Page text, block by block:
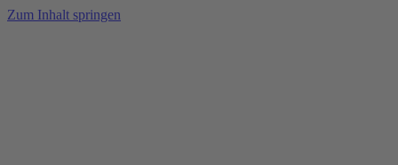
Zum Inhalt springen